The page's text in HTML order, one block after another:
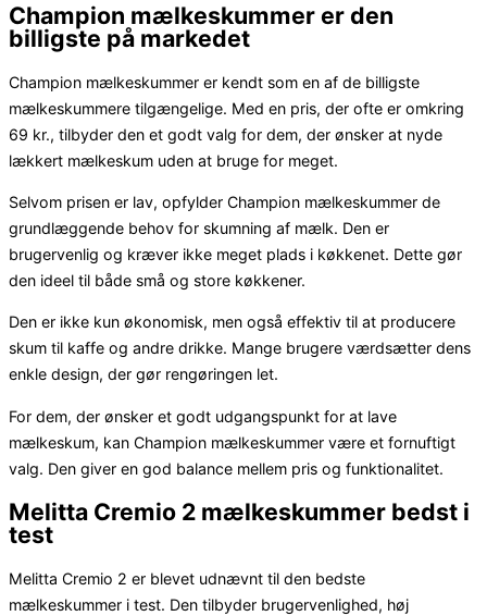
Champion mælkeskummer er den
billigste på markedet
Champion mælkeskummer er kendt som en af de billigste
mælkeskummere tilgængelige. Med en pris, der ofte er omkring
69 kr., tilbyder den et godt valg for dem, der ønsker at nyde
lækkert mælkeskum uden at bruge for meget.
Selvom prisen er lav, opfylder Champion mælkeskummer de
grundlæggende behov for skumning af mælk. Den er
brugervenlig og kræver ikke meget plads i køkkenet. Dette gør
den ideel til både små og store køkkener.
Den er ikke kun økonomisk, men også effektiv til at producere
skum til kaffe og andre drikke. Mange brugere værdsætter dens
enkle design, der gør rengøringen let.
For dem, der ønsker et godt udgangspunkt for at lave
mælkeskum, kan Champion mælkeskummer være et fornuftigt
valg. Den giver en god balance mellem pris og funktionalitet.
Melitta Cremio 2 mælkeskummer bedst i
test
Melitta Cremio 2 er blevet udnævnt til den bedste
mælkeskummer i test. Den tilbyder brugervenlighed, høj